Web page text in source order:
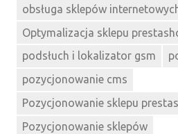
obsługa sklepów
Optymalizacja sklepu
podsłuch i lokalizator gsm
pozycjonowanie cms
Pozycjonowanie sklepu
Pozycjonowanie sklepów